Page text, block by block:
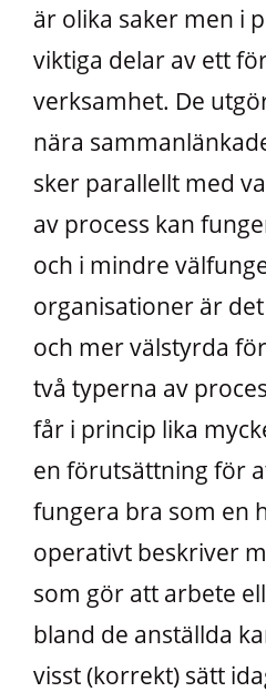
är olika saker men i
viktiga delar av ett
verksamhet. De
nära
sker parallellt med
av process kan
och i mindre
organisationer är
och mer välstyrda
två typerna av
får i princip lika
en förutsättning för
fungera bra som en
operativt beskriver
som gör att arbete
bland de anställda
visst (korrekt) sätt